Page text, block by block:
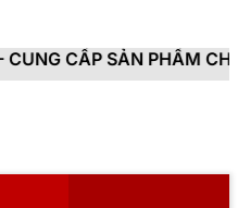
CHÍNH HÃNG, MỚI